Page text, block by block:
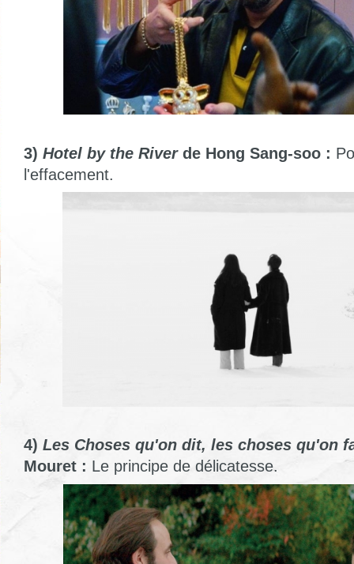
3) Hotel by the Riverde Hong Sang-soo :
l'effacement.
4) Les Choses qu'on dit, les choses qu'on
Mouret : Le principe de délicatesse.